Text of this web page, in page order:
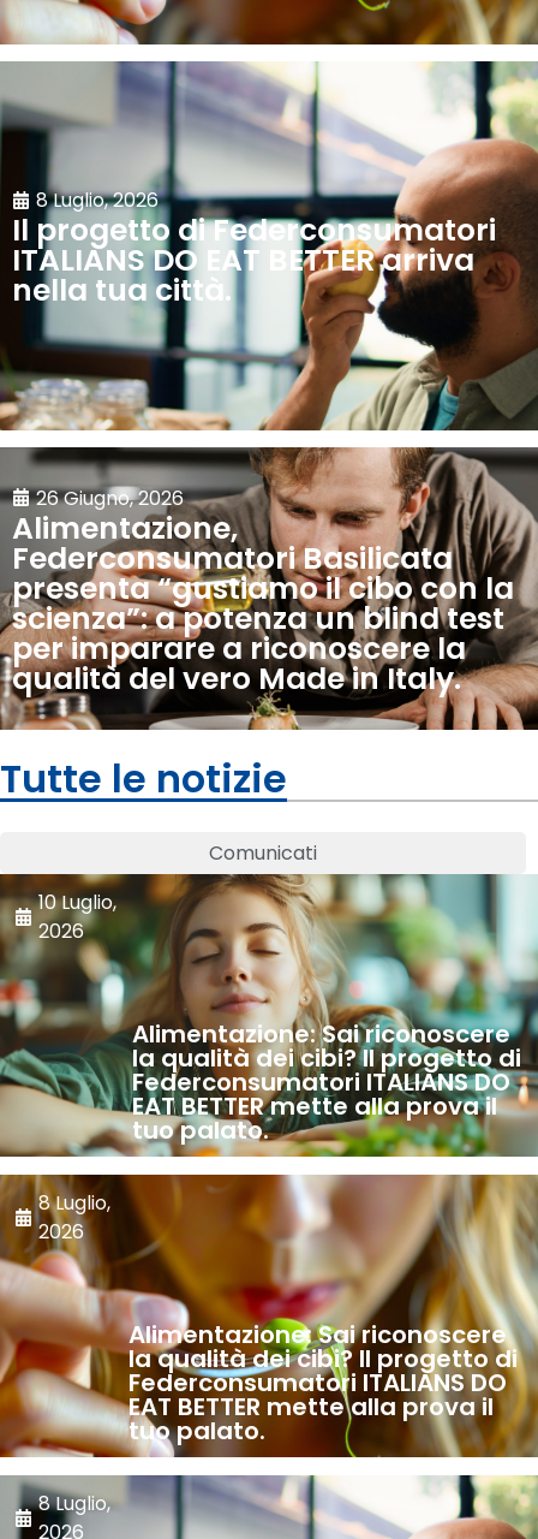
8 Luglio, 2026
Il progetto di Federconsumatori
ITALIANS DO EAT BETTER arriva
nella tua città.
26 Giugno, 2026
Alimentazione,
Federconsumatori Basilicata
presenta “gustiamo il cibo con la
scienza”: a potenza un blind test
per imparare a riconoscere la
qualità del vero Made in Italy.
Tutte le notizie
Comunicati
10 Luglio,
2026
Alimentazione: Sai riconoscere
la qualità dei cibi? Il progetto di
Federconsumatori ITALIANS DO
EAT BETTER mette alla prova il
tuo palato.
8 Luglio,
2026
Alimentazione: Sai riconoscere
la qualità dei cibi? Il progetto di
Federconsumatori ITALIANS DO
EAT BETTER mette alla prova il
tuo palato.
8 Luglio,
2026